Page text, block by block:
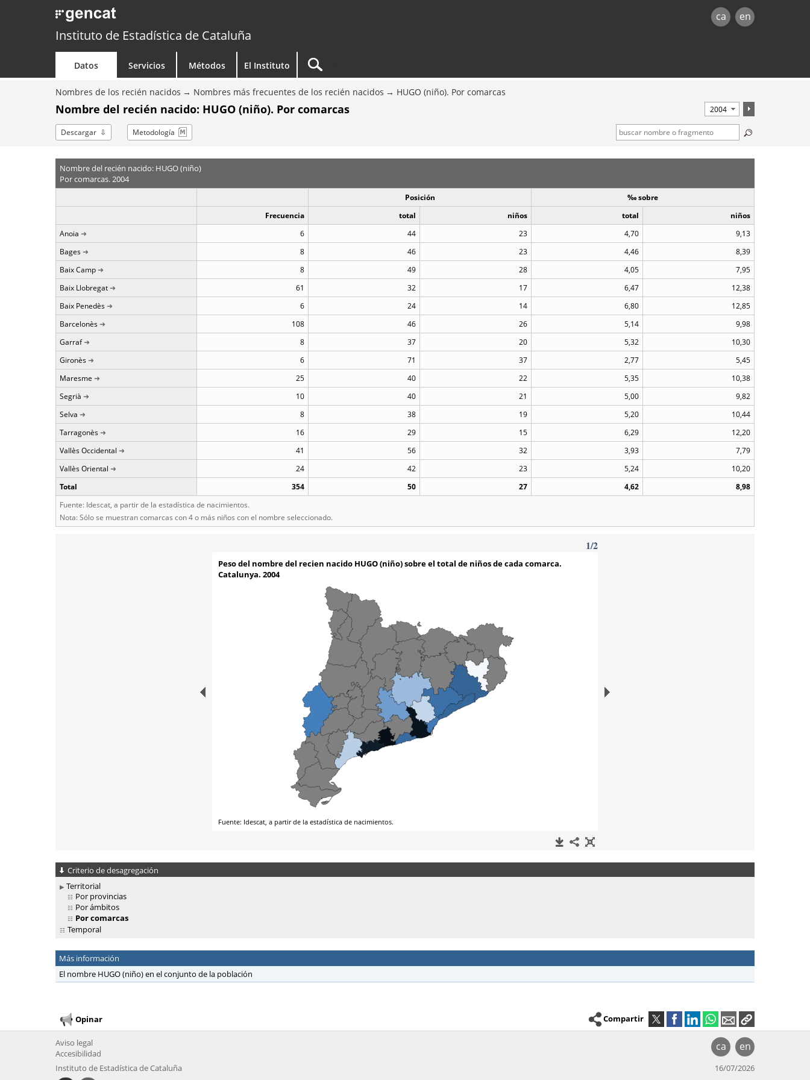
ca en
Instituto de Estadística de Cataluña
Datos Servicios Métodos El Instituto
Nombres de los recién nacidos Nombres más frecuentes de los recién nacidos HUGO (niño). Por comarcas
Nombre del recién nacido: HUGO (niño). Por comarcas
Descargar Metodología
Nombre del recién nacido: HUGO (niño)
Por comarcas. 2004
Posición
‰ sobre
Frecuencia
total niños total
niños
Anoia
6 44 23 4,70
9,13
Bages
8 46 23 4,46
8,39
Baix Camp
8 49 28 4,05
7,95
Baix Llobregat
61 32 17 6,47
12,38
Baix Penedès
6 24 14 6,80
12,85
Barcelonès
108 46 26 5,14
9,98
Garraf
8 37 20 5,32
10,30
Gironès
6 71 37 2,77
5,45
Maresme
25 40 22 5,35
10,38
Segrià
10 40 21 5,00
9,82
Selva
8 38 19 5,20
10,44
Tarragonès
16 29 15 6,29
12,20
Vallès Occidental
41 56 32 3,93
7,79
Vallès Oriental
24 42 23 5,24
10,20
Total
354 50 27 4,62
8,98
Fuente: Idescat, a partir de la estadística de nacimientos.
Nota: Sólo se muestran comarcas con 4 o más niños con el nombre seleccionado.
Criterio de desagregación
Territorial
Por provincias
Por ámbitos
Por comarcas
Temporal
Más información
El nombre HUGO (niño) en el conjunto de la población
Opinar Compartir
ca en
Aviso legal
Accesibilidad
Instituto de Estadística de Cataluña
16/07/2026